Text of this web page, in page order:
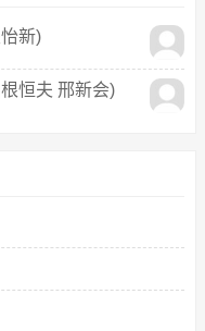
新)
恒夫 邢新会)